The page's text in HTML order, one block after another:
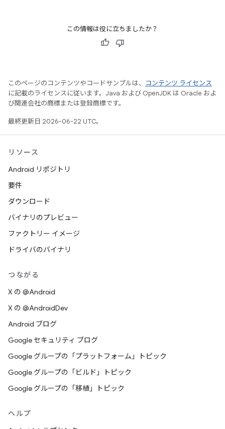
この情報は役に立ちましたか？
このページのコンテンツやコードサンプルは、
コンテンツ ライセンス
に記載のライセンスに従います。Java および OpenJDK は Oracle およ
び関連会社の商標または登録商標です。
最終更新日 2026-06-22 UTC。
リソース
Android リポジトリ
要件
ダウンロード
バイナリのプレビュー
ファクトリー イメージ
ドライバのバイナリ
つながる
X の @Android
X の @AndroidDev
Android ブログ
Google セキュリティ ブログ
Google グループの「プラットフォーム」トピック
Google グループの「ビルド」トピック
Google グループの「移植」トピック
ヘルプ